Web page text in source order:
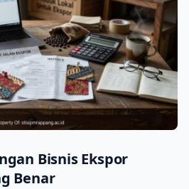
Bisnis Ekspor
Benar